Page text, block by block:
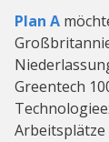
Plan A
Greentech
Arbeitsplätze